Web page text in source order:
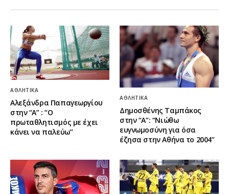
ΑΘΛΗΤΙΚΆ
Αλεξάνδρα Παπαγεωργίου
στην “Α” : “Ο
πρωταθλητισμός με έχει
κάνει να παλεύω”
ΑΘΛΗΤΙΚΆ
Δημοσθένης Ταμπάκος
στην “A”: “Νιώθω
ευγνωμοσύνη για όσα
έζησα στην Αθήνα το 2004”